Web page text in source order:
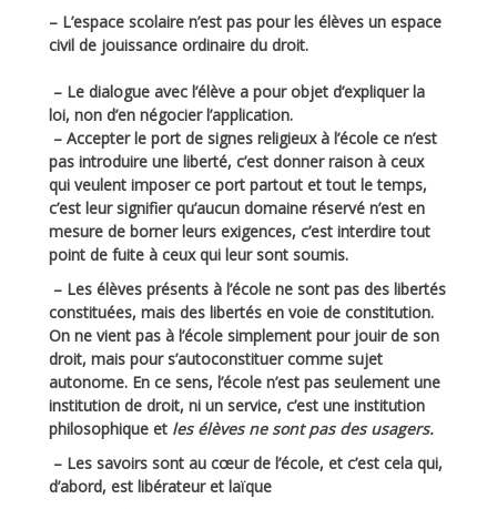
– L’espace scolaire n’est pas pour les élèves un espace
civil de jouissance ordinaire du droit.
– Le dialogue avec l’élève a pour objet d’expliquer la
loi, non d’en négocier l’application.
– Accepter le port de signes religieux à l’école ce n’est
pas introduire une liberté, c’est donner raison à ceux
qui veulent imposer ce port partout et tout le temps,
c’est leur signifier qu’aucun domaine réservé n’est en
mesure de borner leurs exigences, c’est interdire tout
point de fuite à ceux qui leur sont soumis.
– Les élèves présents à l’école ne sont pas des libertés
constituées, mais des libertés en voie de constitution.
On ne vient pas à l’école simplement pour jouir de son
droit, mais pour s’autoconstituer comme sujet
autonome. En ce sens, l’école n’est pas seulement une
institution de droit, ni un service, c’est une institution
philosophique et les élèves ne sont pas des usagers.
– Les savoirs sont au cœur de l’école, et c’est cela qui,
d’abord, est libérateur et laïque